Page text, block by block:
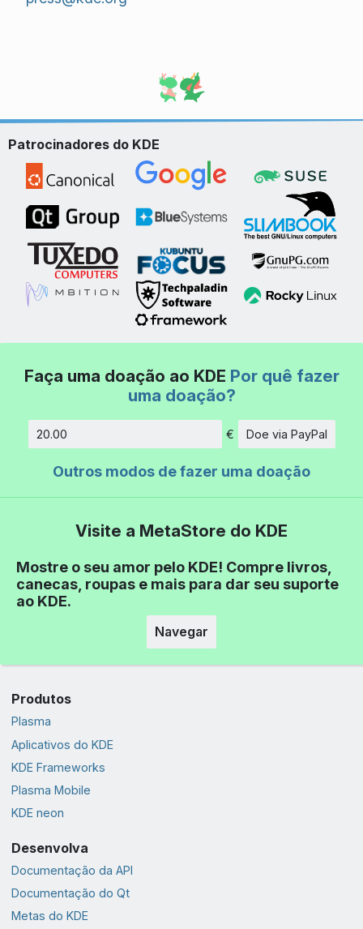
Patrocinadores do KDE
Faça uma doação ao KDE Por quê fazer
uma doação?
Quantidade
€ Doe via PayPal
Outros modos de fazer uma doação
Visite a MetaStore do KDE
Mostre o seu amor pelo KDE! Compre livros,
canecas, roupas e mais para dar seu suporte
ao KDE.
Navegar
Produtos
Plasma
Aplicativos do KDE
KDE Frameworks
Plasma Mobile
KDE neon
Desenvolva
Documentação da API
Documentação do Qt
Metas do KDE